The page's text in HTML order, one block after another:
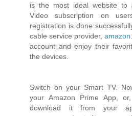
is the most ideal website to
Video subscription on
registration is done
cable service provider,
account and enjoy their
the devices.
Switch on your Smart TV.
your Amazon Prime App,
download it from your